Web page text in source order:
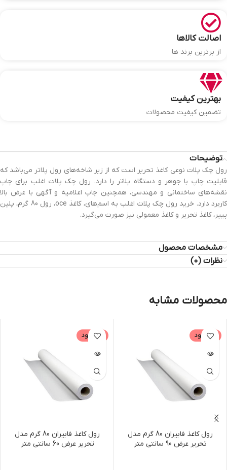
اصالت کالاها
از برترین برند ها
بهترین کیفیت
تضمین کیفیت محصولات
توضیحات
رول چک پلات نوعی کاغذ تحریر است که از زیر شاخه‌های رول پلاتر می‌باشد که
قابلیت چاپ با جوهر و دستگاه پلاتر را دارد. رول چک پلات اغلب برای چاپ
نقشه‌های ساختمانی و مهندسی، همچنین چاپ اعلامیه و آگهی با عرض بالا
کاربرد دارد. خرید رول چک پلات اغلب به اسم‌های، کاغذ oce، رول 80 گرم، پلین
پیپر، کاغذ تحریر و کاغذ معمولی نیز صورت می‌گیرد.
مشخصات محصول
نظرات (0)
محصولات مشابه
ناموجود
رول کاغذ فابیران 80 گرم مدل
تحریر عرض 90 سانتی متر
ناموجود
رول کاغذ فابیران 80 گرم مدل
تحریر عرض 60 سانتی متر